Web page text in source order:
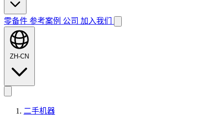
零备件 参考案例 公司 加入我们
ZH-CN
二手机器